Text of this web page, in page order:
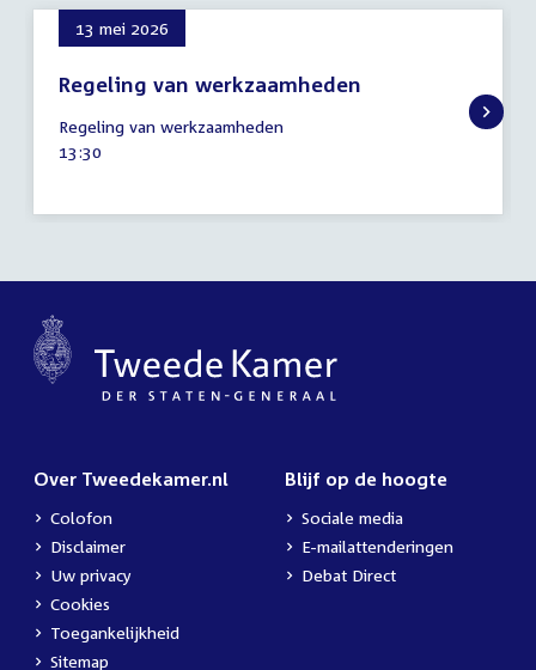
13 mei 2026
Regeling van werkzaamheden
mei
2026
Regeling van werkzaamheden
Tijd
13:30
Over Tweedekamer.nl
Colofon
Disclaimer
Uw privacy
Cookies
Toegankelijkheid
Sitemap
Blijf op de hoogte
Sociale media
E-mailattenderingen
Debat Direct